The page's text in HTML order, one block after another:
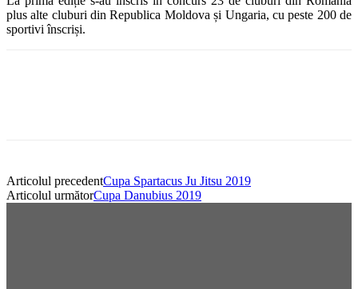
plus alte cluburi din Republica Moldova și Ungaria, cu peste 200 de
sportivi înscriși.
Articolul precedentCupa Spartacus Ju Jitsu 2019
Articolul următorCupa Danubius 2019